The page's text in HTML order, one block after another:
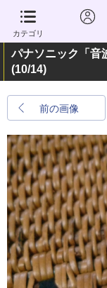
カテゴリ
パナソニック「音
(10/14)
前の画像